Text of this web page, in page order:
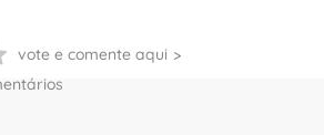
vote e comente aqui